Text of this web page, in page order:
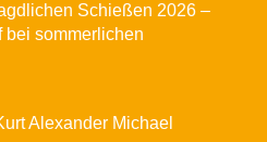
Schießen 2026 –
bei sommerlichen
Alexander Michael